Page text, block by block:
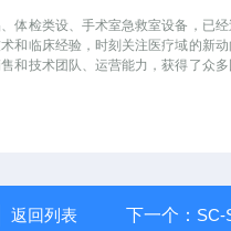
体检类设、手术室急救室设备，已
和临床经验，时刻关注医疗域的新
技术团队、运营能力，获得了众
返回列表 下一个： SC-